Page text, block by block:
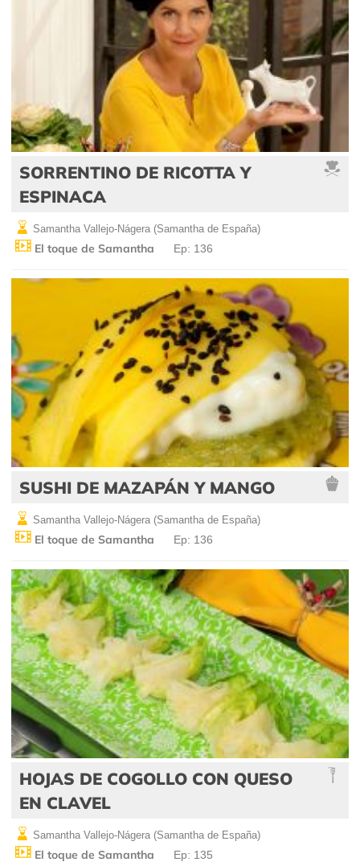
SORRENTINO DE RICOTTA Y
ESPINACA
Samantha Vallejo-Nágera (Samantha de España)
El toque de Samantha Ep: 136
SUSHI DE MAZAPÁN Y MANGO
Samantha Vallejo-Nágera (Samantha de España)
El toque de Samantha Ep: 136
HOJAS DE COGOLLO CON QUESO
EN CLAVEL
Samantha Vallejo-Nágera (Samantha de España)
El toque de Samantha Ep: 135